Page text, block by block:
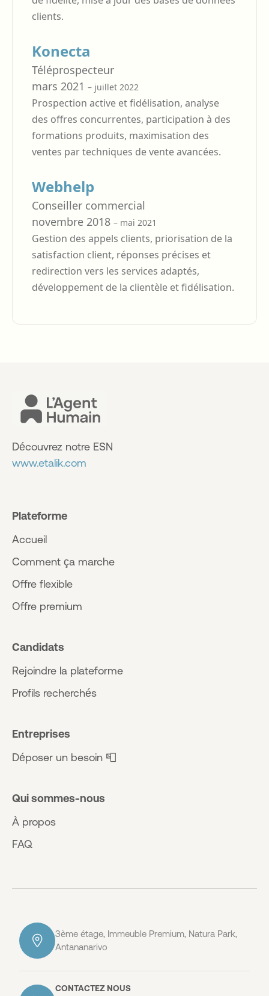
clients.
Konecta
Téléprospecteur
mars 2021 – juillet 2022
Prospection active et fidélisation, analyse
des offres concurrentes, participation à des
formations produits, maximisation des
ventes par techniques de vente avancées.
Webhelp
Conseiller commercial
novembre 2018 – mai 2021
Gestion des appels clients, priorisation de la
satisfaction client, réponses précises et
redirection vers les services adaptés,
développement de la clientèle et fidélisation.
Découvrez notre ESN
www.etalik.com
Plateforme
Accueil
Comment ça marche
Offre flexible
Offre premium
Candidats
Rejoindre la plateforme
Profils recherchés
Entreprises
Déposer un besoin 📮
Qui sommes-nous
À propos
FAQ
3ème étage, Immeuble Premium, Natura Park,
Antananarivo
CONTACTEZ NOUS